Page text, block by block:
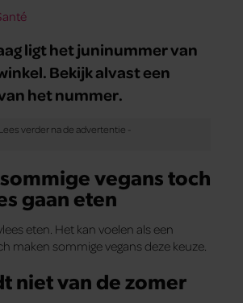
ligt het juninummer van
Bekijk alvast een
het nummer.
vegans toch
gaan eten
eten. Het kan voelen als een
maken sommige vegans deze keuze.
niet van de zomer